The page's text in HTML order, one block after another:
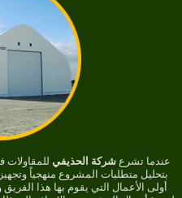
عندما تشرع شركة الحذيفي
بتحليل متطلبات المشروع منهجياً
أولى الأعمال التي يقوم بها هذا